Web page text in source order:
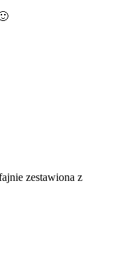
zestawiona z